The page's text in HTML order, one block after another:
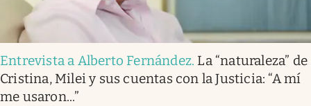
Entrevista a Alberto Fernández. La “naturaleza” de
Cristina, Milei y sus cuentas con la Justicia: “A mí
me usaron...”